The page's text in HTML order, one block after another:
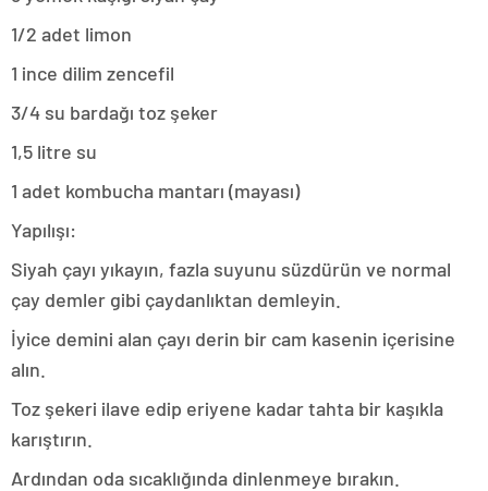
1/2 adet limon
1 ince dilim zencefil
3/4 su bardağı toz şeker
1,5 litre su
1 adet kombucha mantarı (mayası)
Yapılışı:
Siyah çayı yıkayın, fazla suyunu süzdürün ve normal
çay demler gibi çaydanlıktan demleyin.
İyice demini alan çayı derin bir cam kasenin içerisine
alın.
Toz şekeri ilave edip eriyene kadar tahta bir kaşıkla
karıştırın.
Ardından oda sıcaklığında dinlenmeye bırakın.